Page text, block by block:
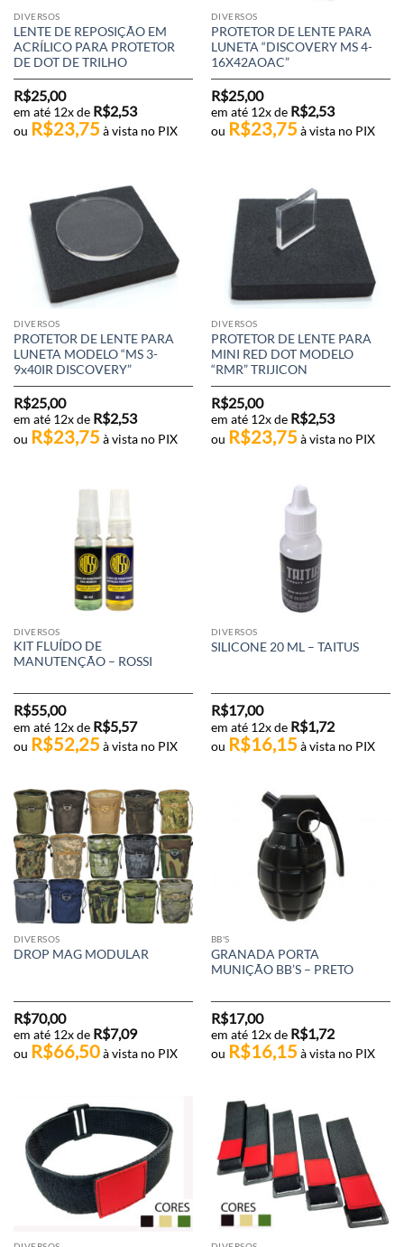
DIVERSOS
LENTE DE REPOSIÇÃO EM
ACRÍLICO PARA PROTETOR
DE DOT DE TRILHO
R$25,00
em até 12x de R$2,53
ou R$23,75 à vista no PIX
DIVERSOS
PROTETOR DE LENTE PARA
LUNETA “DISCOVERY MS 4-
16X42AOAC”
R$25,00
em até 12x de R$2,53
ou R$23,75 à vista no PIX
DIVERSOS
PROTETOR DE LENTE PARA
LUNETA MODELO “MS 3-
9x40IR DISCOVERY”
R$25,00
em até 12x de R$2,53
ou R$23,75 à vista no PIX
DIVERSOS
PROTETOR DE LENTE PARA
MINI RED DOT MODELO
“RMR” TRIJICON
R$25,00
em até 12x de R$2,53
ou R$23,75 à vista no PIX
DIVERSOS
KIT FLUÍDO DE
MANUTENÇÃO – ROSSI
R$55,00
em até 12x de R$5,57
ou R$52,25 à vista no PIX
DIVERSOS
SILICONE 20 ML – TAITUS
R$17,00
em até 12x de R$1,72
ou R$16,15 à vista no PIX
DIVERSOS
DROP MAG MODULAR
R$70,00
em até 12x de R$7,09
ou R$66,50 à vista no PIX
BB'S
GRANADA PORTA
MUNIÇÃO BB’S – PRETO
R$17,00
em até 12x de R$1,72
ou R$16,15 à vista no PIX